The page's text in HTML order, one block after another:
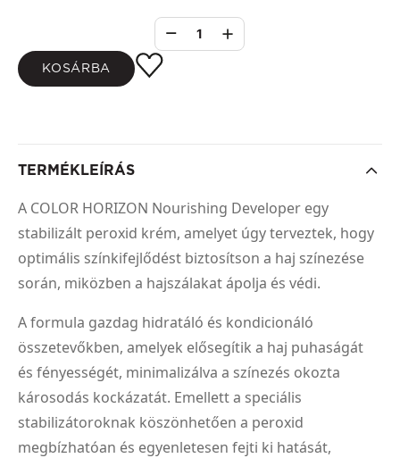
1
KOSÁRBA
TERMÉKLEÍRÁS
A COLOR HORIZON Nourishing Developer egy
stabilizált peroxid krém, amelyet úgy terveztek, hogy
optimális színkifejlődést biztosítson a haj színezése
során, miközben a hajszálakat ápolja és védi.
A formula gazdag hidratáló és kondicionáló
összetevőkben, amelyek elősegítik a haj puhaságát
és fényességét, minimalizálva a színezés okozta
károsodás kockázatát. Emellett a speciális
stabilizátoroknak köszönhetően a peroxid
megbízhatóan és egyenletesen fejti ki hatását,